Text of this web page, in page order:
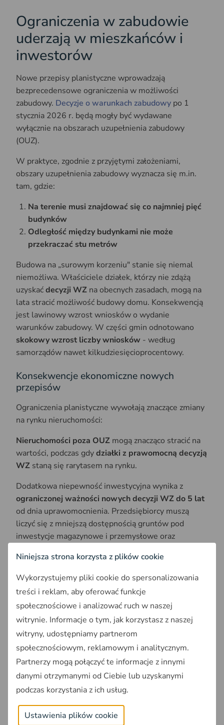
Ograniczenia w zabudowie
uderzają w mieszkańców i
inwestorów
Nowe przepisy planistyczne wprowadzają
bezprecedensowe ograniczenia w możliwości
zabudowy. Decyzje o warunkach zabudowy po 1
stycznia 2026 r. będą mogły być wydawane
wyłącznie na obszarach uzupełnienia zabudowy
(OUZ).
W praktyce, zgodnie z przyjętymi założeniami,
obszary uzupełnienia zabudowy wyznacza się m.in.
tam, gdzie:
Na terenie musi znajdować się co najmniej pięć
budynków
Odległość między budynkami nie może
przekraczać stu metrów
Budowa na „surowym korzeniu" stanie się niemal
niemożliwa. Właściciele działek, którzy nie zdążą
uzyskaćdecyzji WZ na obecnych zasadach, mogą na
lata stracić możliwość budowy domu. Konsekwencją
jest lawinowy wzrost wniosków o wydanie
warunków zabudowy. W części gmin odnotowano
skokowy wzrost liczby wniosków - według
samorządów nawet kilkudziesięcioprocentowy.
Konsekwencje ekonomiczne nowych
przepisów
Ograniczenia planistyczne wywołają znaczące zmiany
na rynku nieruchomości:
Nieruchomości poza OUZ mogą znacząco stracić na
wartości, podczas gdydziałki z prawomocną decyzją
WZ staną się rarytasem na rynku.
Dodatkowa niepewność inwestycyjna wynika z
ograniczonej ważności nowych decyzji WZ do 5 lat
od dnia uprawomocnienia. Przedsiębiorcy muszą
liczyć się z mniejszą dostępnością gruntów pod
inwestycje magazynowe i przemysłowe oraz
przepisów na konkretną nieruchomość wymaga
szczegółowego zbadania jejlokalizacji i statusu
prawnego.
Samorządy apelują o zmiany i
proponują rozwiązania
Samorządy przechodzą od krytyki dokonkretnych
propozycji zmian w ustawie o planowaniu
przestrzennym.Przedstawiciele gmin formułują
szczegółowe postulaty dotyczące
Niniejsza strona korzysta z plików cookie
Wykorzystujemy pliki cookie do spersonalizowania
treści i reklam, aby oferować funkcje
społecznościowe i analizować ruch w naszej
witrynie. Informacje o tym, jak korzystasz z naszej
witryny, udostępniamy partnerom
społecznościowym, reklamowym i analitycznym.
Partnerzy mogą połączyć te informacje z innymi
danymi otrzymanymi od Ciebie lub uzyskanymi
podczas korzystania z ich usług.
Ustawienia plików cookie